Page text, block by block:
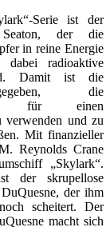
Serie ist der
der die
in reine Energie
dabei radioaktive
Damit ist die
die
für einen
verwenden und zu
Mit finanzieller
Reynolds Crane
„Skylark“.
der skrupellose
der ihm
scheitert. Der
macht sich